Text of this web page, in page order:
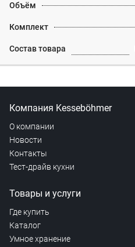
Объём
Комплект
Состав товара
Компания Kesseböhmer
О компании
Новости
Контакты
Тест-драйв кухни
Товары и услуги
Где купить
Каталог
Умное хранение